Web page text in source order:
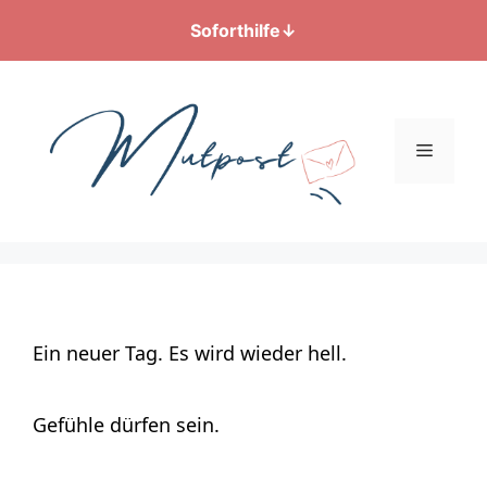
Soforthilfe↓
springen
Menü
Ein neuer Tag. Es wird wieder hell.
Gefühle dürfen sein.